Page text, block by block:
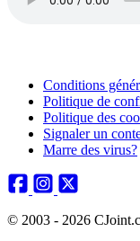
Conditions
Politique de
Politique des
Signaler un
Marre des virus?
© 2003 - 2026